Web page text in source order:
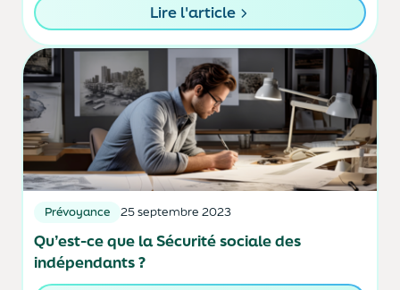
Lire l'article
Prévoyance 25 septembre 2023
Qu’est-ce que la Sécurité sociale des
indépendants ?